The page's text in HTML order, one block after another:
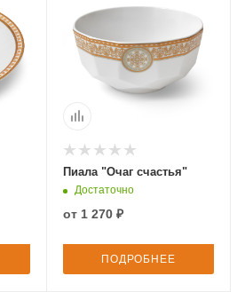
Пиала "Очаг счастья"
Достаточно
от 1 270 ₽
ПОДРОБНЕЕ